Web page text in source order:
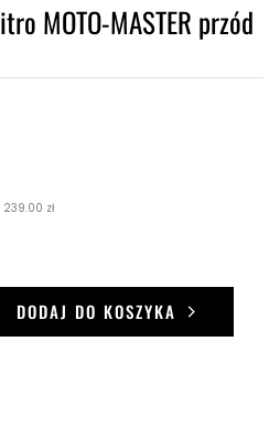
MOTO-MASTER przód
zł
DODAJ DO KOSZYKA